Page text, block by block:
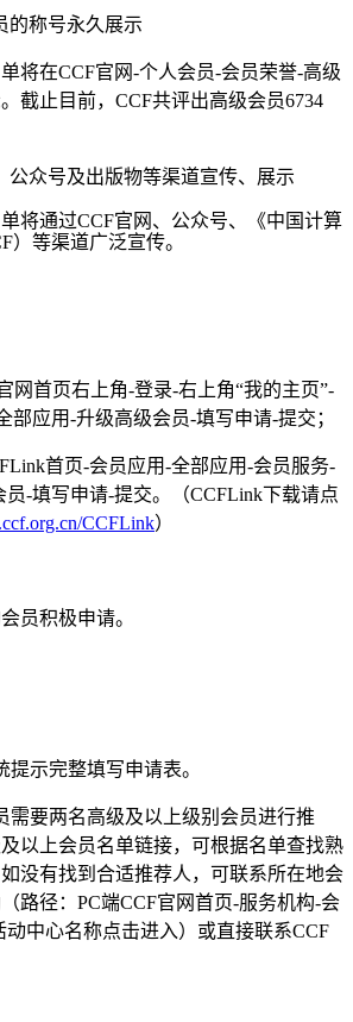
的称号永久展示
将在CCF官网-个人会员-会员荣誉-高级
截止目前，CCF共评出高级会员6734
公众号及出版物等渠道宣传、展示
将通过CCF官网、公众号、《中国计算
）等渠道广泛宣传。
网首页右上角-登录-右上角“我的主页”-
部应用-升级高级会员-填写申请-提交；
首页-会员应用-全部应用-会员服务-
-填写申请-提交。（CCFLink下载请点
CCFLink）
员积极申请。
提示完整填写申请表。
需要两名高级及以上级别会员进行推
以上会员名单链接，可根据名单查找熟
没有找到合适推荐人，可联系所在地会
路径：PC端CCF官网首页-服务机构-会
动中心名称点击进入）或直接联系CCF